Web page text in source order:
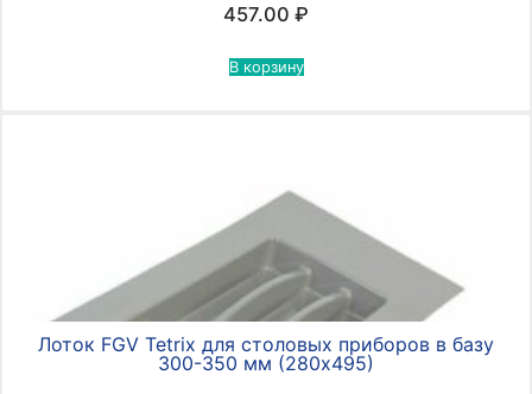
457.00 ₽
В корзину
Лоток FGV Tetrix для столовых приборов в базу
300-350 мм (280х495)